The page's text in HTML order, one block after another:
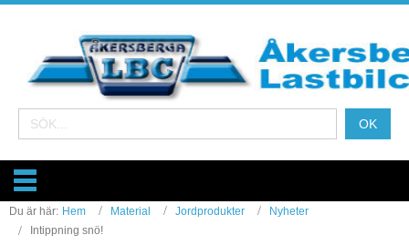
Du är här: Hem Material Jordprodukter
Nyheter
Intippning snö!